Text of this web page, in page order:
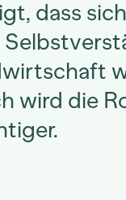
dass
wird die